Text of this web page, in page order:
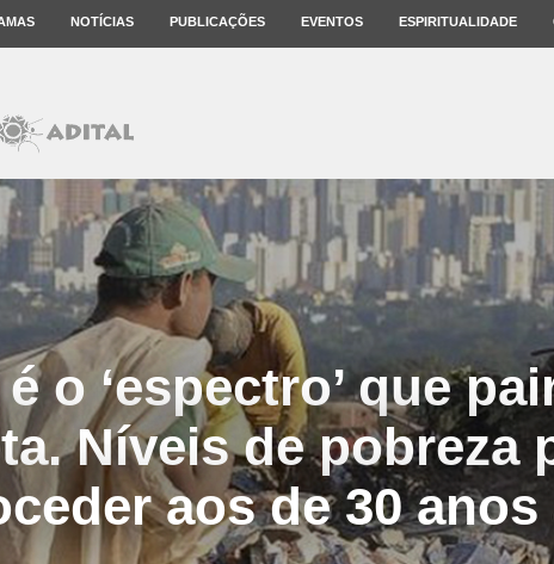
NOTÍCIAS PUBLICAÇÕES EVENTOS ESPIRITUALIDADE
o ‘espectro’ que
Níveis de pobreza
aos de 30 anos